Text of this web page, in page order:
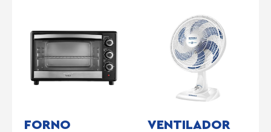
FORNO
VENTILADOR